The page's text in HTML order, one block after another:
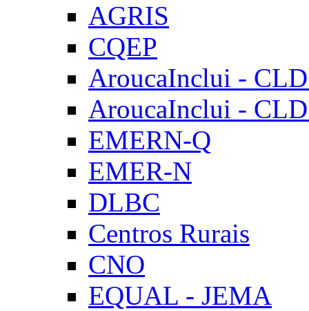
AGRIS
CQEP
AroucaInclui -
AroucaInclui -
EMERN-Q
EMER-N
DLBC
Centros Rurais
CNO
EQUAL - JEMA